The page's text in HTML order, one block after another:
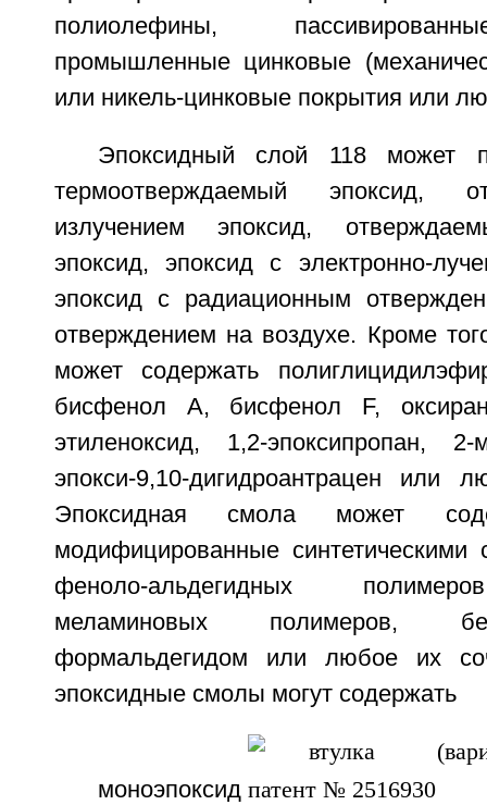
полиолефины,
промышленные цинковые
или никель-цинковые покрытия или
Эпоксидный слой 118 может
термоотверждаемый эпоксид,
излучением эпоксид,
эпоксид, эпоксид с электронно-
эпоксид с радиационным
отверждением на воздухе. Кроме
может содержать
бисфенол А, бисфенол F,
этиленоксид, 1,2-эпоксипропан, 2-
эпокси-9,10-дигидроантрацен или
Эпоксидная смола может
модифицированные
феноло-альдегидных
меламиновых полимеров,
формальдегидом или любое их
эпоксидные смолы могут содержать
моноэпоксид